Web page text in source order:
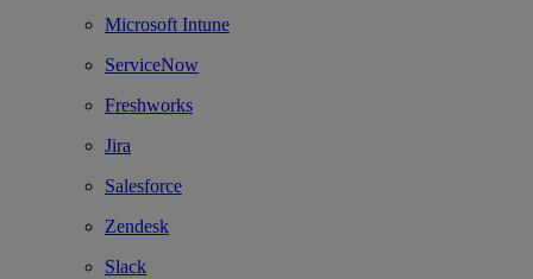
Microsoft Intune
ServiceNow
Freshworks
Jira
Salesforce
Zendesk
Slack